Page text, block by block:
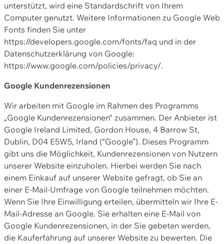
unterstützt, wird eine Standardschrift von Ihrem
Computer genutzt. Weitere Informationen zu Google Web
Fonts finden Sie unter
https://developers.google.com/fonts/faq und in der
Datenschutzerklärung von Google:
https://www.google.com/policies/privacy/.
Google Kundenrezensionen
Wir arbeiten mit Google im Rahmen des Programms
„Google Kundenrezensionen“ zusammen. Der Anbieter ist
Google Ireland Limited, Gordon House, 4 Barrow St,
Dublin, D04 E5W5, Irland (“Google”). Dieses Programm
gibt uns die Möglichkeit, Kundenrezensionen von Nutzern
unserer Website einzuholen. Hierbei werden Sie nach
einem Einkauf auf unserer Website gefragt, ob Sie an
einer E-Mail-Umfrage von Google teilnehmen möchten.
Wenn Sie Ihre Einwilligung erteilen, übermitteln wir Ihre E-
Mail-Adresse an Google. Sie erhalten eine E-Mail von
Google Kundenrezensionen, in der Sie gebeten werden,
die Kauferfahrung auf unserer Website zu bewerten. Die